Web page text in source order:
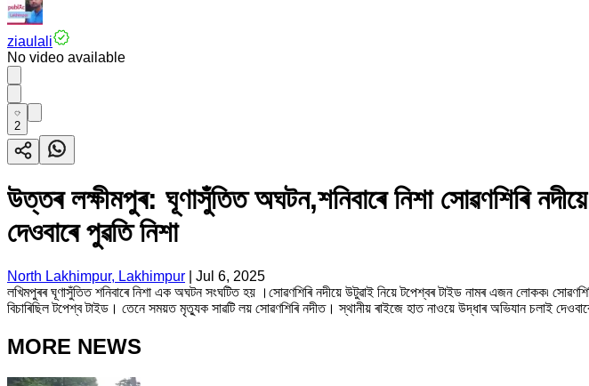
ziaulali
No video available
2
উত্তৰ লক্ষীমপুৰ: ঘূণাসুঁতিত অঘটন,শনিবাৰে নিশা সোৱণশিৰি
দেওবাৰে পুৱতি নিশা
North Lakhimpur, Lakhimpur
Jul 6, 2025
লখিমপুৰৰ ঘূণাসুঁতিত শনিবাৰে নিশা এক অঘটন সংঘটিত হয় ।সোৱণশিৰি নদীয়ে উটুৱাই নিয়ে টপেশ্বৰ টাইড নামৰ এজন লোকক৷
বিচাৰিছিল টপেশ্ব টাইড। তেনে সময়ত মৃত্যুক সাৱটি লয় সোৱণশিৰি নদীত। স্থানীয় ৰাইজে হাত নাওয়ে উদ্ধাৰ অভিযান চলাই
MORE NEWS